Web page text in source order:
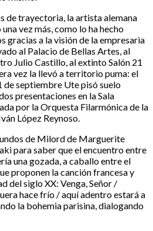
de trayectoria, la artista alemana
vez más, como lo ha hecho
gracias a la visión de la empresaria
al Palacio de Bellas Artes, al
Julio Castillo, al extinto Salón 21
vez la llevó a territorio puma: el
de septiembre Ute pisó suelo
presentaciones en la Sala
por la Orquesta Filarmónica de la
López Reynoso.
de Milord de Marguerite
para saber que el encuentro entre
una gozada, a caballo entre el
proponen la canción francesa y
del siglo XX: Venga, Señor /
hace frío / aquí adentro estará a
la bohemia parisina, dialogando